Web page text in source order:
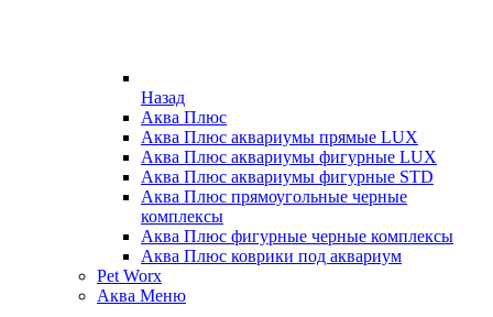
Назад
Аква Плюс
Аква Плюс аквариумы прямые LUX
Аква Плюс аквариумы фигурные LUX
Аква Плюс аквариумы фигурные STD
Аква Плюс прямоугольные черные
комплексы
Аква Плюс фигурные черные комплексы
Аква Плюс коврики под аквариум
Pet Worx
Аква Меню